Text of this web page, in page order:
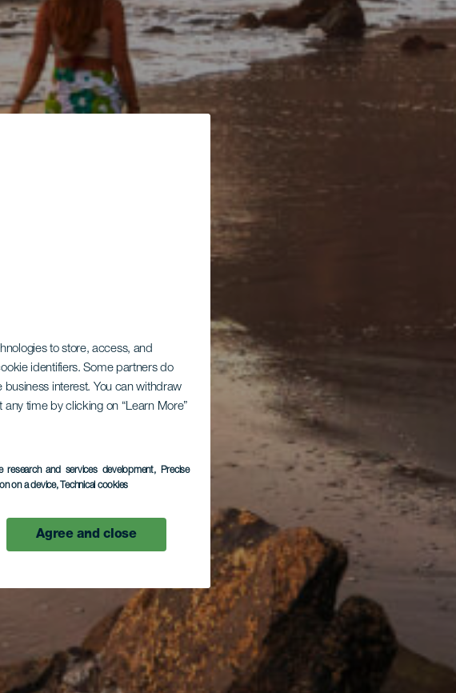
to store, access, and
identifiers. Some partners do
interest. You can withdraw
time by clicking on “Learn More”
research and services development, Precise
on a device, Technical cookies
Agree and close